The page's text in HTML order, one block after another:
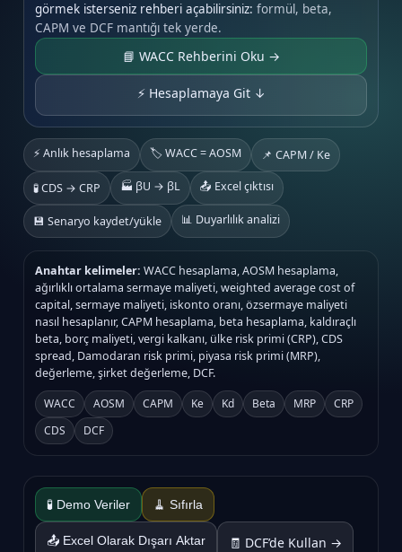
görmek isterseniz rehberi açabilirsiniz: formül, beta,
CAPM ve DCF mantığı tek yerde.
📘 WACC Rehberini Oku →
⚡ Hesaplamaya Git ↓
⚡ Anlık hesaplama 🏷️ WACC = AOSM 📌 CAPM / Ke
🧪 CDS → CRP 🏭 βU → βL 📤 Excel çıktısı
💾 Senaryo kaydet/yükle 📊 Duyarlılık analizi
Anahtar kelimeler: WACC hesaplama, AOSM hesaplama,
ağırlıklı ortalama sermaye maliyeti, weighted average cost of
capital, sermaye maliyeti, iskonto oranı, özsermaye maliyeti
nasıl hesaplanır, CAPM hesaplama, beta hesaplama, kaldıraçlı
beta, borç maliyeti, vergi kalkanı, ülke risk primi (CRP), CDS
spread, Damodaran risk primi, piyasa risk primi (MRP),
değerleme, şirket değerleme, DCF.
WACC
AOSM CAPM Ke Kd Beta MRP
CRP
CDS
DCF
🧪 Demo Veriler 🧹 Sıfırla
📤 Excel Olarak Dışarı Aktar 🧾 DCF’de Kullan →